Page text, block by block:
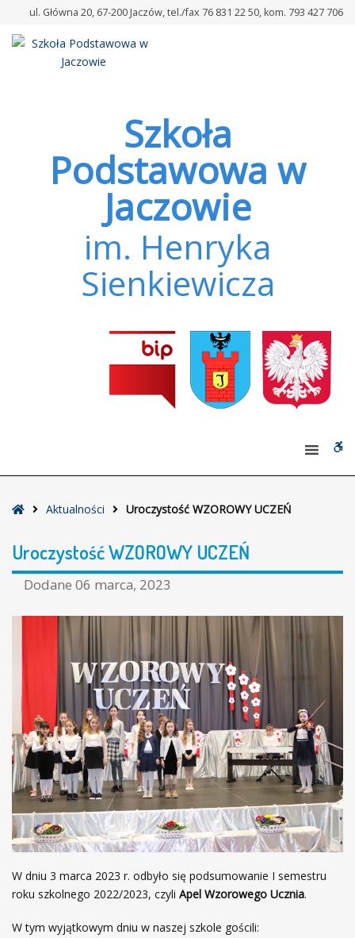
WZOROWY
ul. Główna 20, 67-200 Jaczów, tel./fax 76 831 22 50, kom. 793 427 706
Szkoła
Podstawowa w
Jaczowie
im. Henryka
Sienkiewicza
StronaAktualności Uroczystość WZOROWY UCZEŃ
Uroczystość WZOROWY UCZEŃ
Dodane 06 marca, 2023
W dniu 3 marca 2023 r. odbyło się podsumowanie I semestru
roku szkolnego 2022/2023, czyli Apel Wzorowego Ucznia.
W tym wyjątkowym dniu w naszej szkole gościli: